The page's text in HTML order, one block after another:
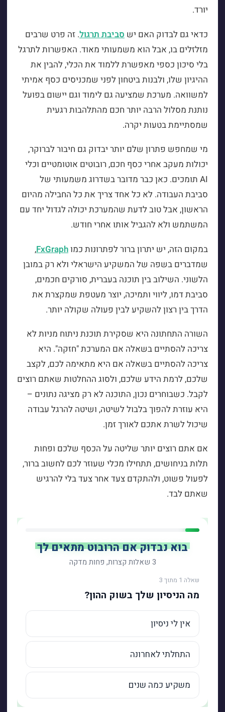
יורד.
כדאי גם לבדוק האם יש סביבת תרגול. זה פרט שרבים
מזלזלים בו, אבל הוא משמעותי מאוד. האפשרות לתרגל
בלי סיכון כספי מאפשרת ללמוד את הכלי, להבין את
ההיגיון שלו, ולבנות ביטחון לפני שמכניסים כסף אמיתי
למשוואה. מערכת שמציעה גם לימוד וגם יישום בפועל
נותנת מסלול הרבה יותר חכם מהתלהבות רגעית
שמסתיימת בטעות יקרה.
מי שמחפש פתרון שלם יותר יבדוק גם חיבור לברוקר,
יכולות מעקב אחרי כסף חכם, רובוטים אוטומטיים וכלי
AI תומכים. כאן כבר מדובר בשדרוג משמעותי של
סביבת העבודה. לא כל אחד צריך את כל החבילה מהיום
הראשון, אבל טוב לדעת שהמערכת יכולה לגדול יחד עם
המשתמש ולא להגביל אותו אחרי חודש.
במקום הזה, יש יתרון ברור לפתרונות כמוFxGraph
,
שמדברים בשפה של המשקיע הישראלי ולא רק במובן
הלשוני. השילוב בין תוכנה בעברית, סורקים חכמים,
סביבת דמו, ליווי ותמיכה, יוצר מעטפת שמקצרת את
הדרך בין רצון להשקיע לבין פעולה שקולה יותר.
השורה התחתונה היא שסקירת תוכנת ניתוח מניות לא
צריכה להסתיים בשאלה אם המערכת "חזקה". היא
צריכה להסתיים בשאלה אם היא מתאימה לכם, לקצב
שלכם, לרמת הידע שלכם, ולסוג ההחלטות שאתם רוצים
לקבל. כשבוחרים נכון, התוכנה לא רק מציגה נתונים –
היא עוזרת להפוך בלבול לשיטה, ושיטה להרגל עבודה
שיכול לשרת אתכם לאורך זמן.
אם אתם רוצים יותר שליטה על הכסף שלכם ופחות
תלות בניחושים, תתחילו מכלי שעוזר לכם לחשוב ברור,
לפעול פשוט, ולהתקדם צעד אחר צעד בלי להרגיש
שאתם לבד.